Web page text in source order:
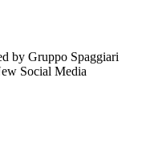
by Gruppo Spaggiari
Social Media